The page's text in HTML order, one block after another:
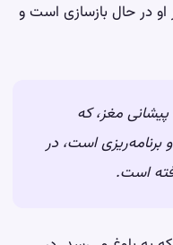
در حال بازسازی است و
مغز، که
برنامه‌ریزی است، در
است.